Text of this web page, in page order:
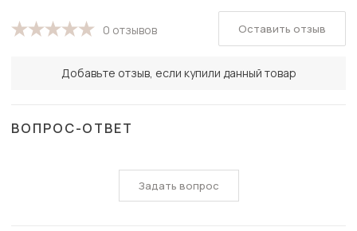
0 отзывов
Добавьте отзыв, если купили данный товар
Оставить отзыв
ВОПРОС-ОТВЕТ
Задать вопрос